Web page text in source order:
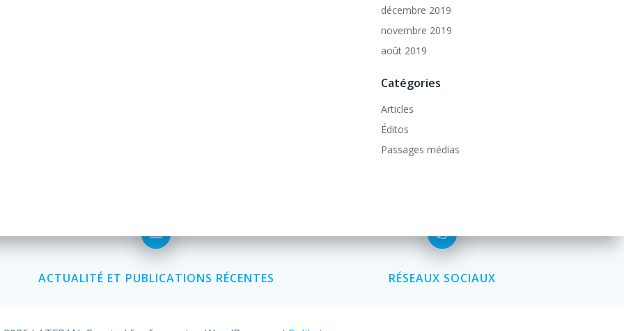
décembre 2019
novembre 2019
août 2019
Catégories
Articles
Éditos
Passages médias
ACTUALITÉ ET PUBLICATIONS RÉCENTES RÉSEAUX SOCIAUX